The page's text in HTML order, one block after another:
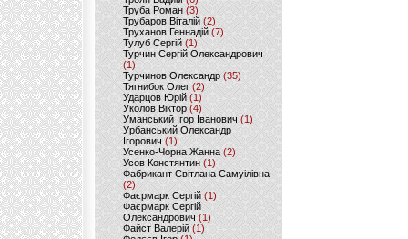
Труба Роман(3)
Трубаров Віталій (2)
Труханов Геннадій (7)
Тулуб Сергій(1)
Турчин Сергій Олександрович
(1)
Турчинов Олександр(35)
Тягнибок Олег (2)
Ударцов Юрій (1)
Уколов Віктор(4)
Уманський Ігор Іванович(1)
Урбанський Олександр
Ігорович (1)
Усенко-Чорна Жанна (2)
Усов Констянтин(1)
Фабрикант Світлана Самуілівна
(2)
Фаєрмарк Сергій(1)
Фаєрмарк Сергій
Олександрович (1)
Файст Валерій(1)